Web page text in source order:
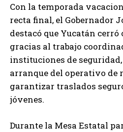
Con la temporada
recta final, el Gobernador
destacó que Yucatán cerró
gracias al trabajo
instituciones de
arranque del operativo de
garantizar traslados
jóvenes.
Durante la Mesa Estatal